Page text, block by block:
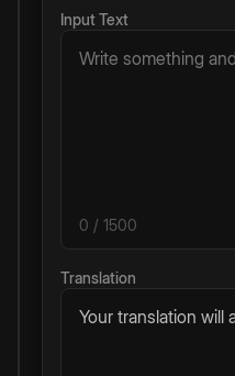
Input Text
0 / 1500
Translation
Your translation will